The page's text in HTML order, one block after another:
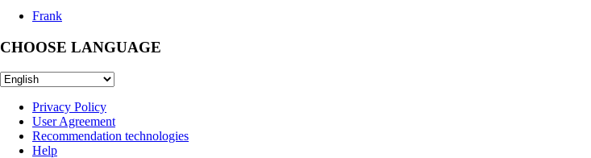
Frank
CHOOSE LANGUAGE
Privacy Policy
User Agreement
Recommendation technologies
Help